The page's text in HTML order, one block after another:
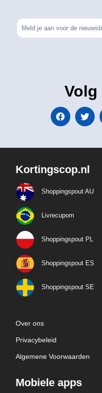
Volg
Kortingscop.nl
Shoppingspout AU
Livrecupom
Shoppingspout PL
Shoppingspout ES
Shoppingspout SE
Over ons
Privacybeleid
Algemene Voorwaarden
Mobiele apps